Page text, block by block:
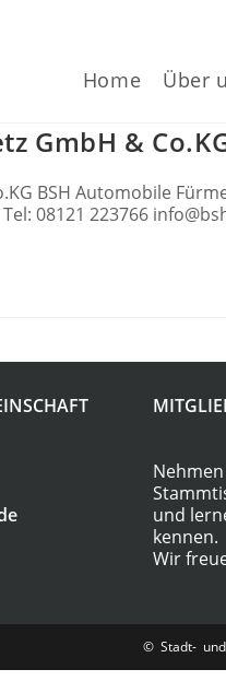
Home Über
GmbH &
BSH Automobile
Tel: 08121 223766
und
kennen.
Wir
© Stadt- und